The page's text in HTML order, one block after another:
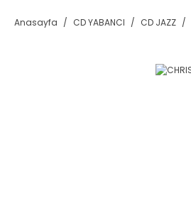
Anasayfa CD YABANCI CD JAZZ